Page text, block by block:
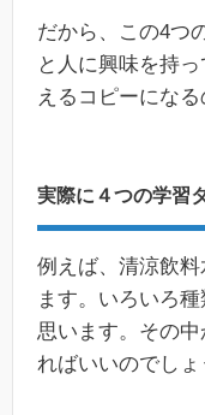
だから、この4つ
と人に興味を持
えるコピーになる
実際に４つの学習
例えば、清涼飲
ます。いろいろ
思います。その
ればいいのでしょ